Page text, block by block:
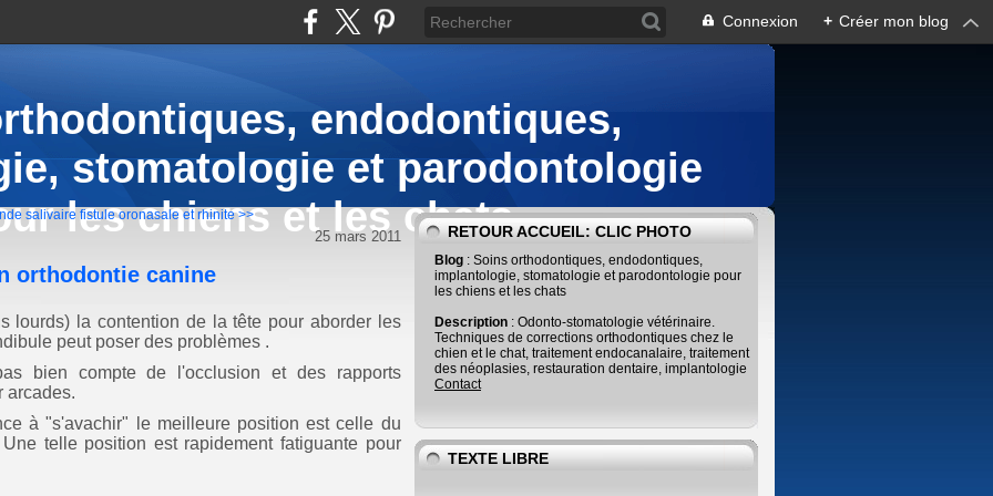
Connexion + Créer mon blog
endodontiques,
stomatologie et parodontologie
les chiens et les chats
salivaire fistule oronasale et rhinite >>
25 mars 2011
orthodontie canine
lourds) la contention de la tête pour aborder les
peut poser des problèmes .
bien compte de l'occlusion et des rapports
arcades.
à "s'avachir" le meilleure position est celle du
telle position est rapidement fatiguante pour
RETOUR ACCUEIL: CLIC PHOTO
Blog : Soins orthodontiques, endodontiques,
implantologie, stomatologie et parodontologie pour
les chiens et les chats
Description : Odonto-stomatologie vétérinaire.
Techniques de corrections orthodontiques chez le
chien et le chat, traitement endocanalaire, traitement
des néoplasies, restauration dentaire, implantologie
Contact
TEXTE LIBRE